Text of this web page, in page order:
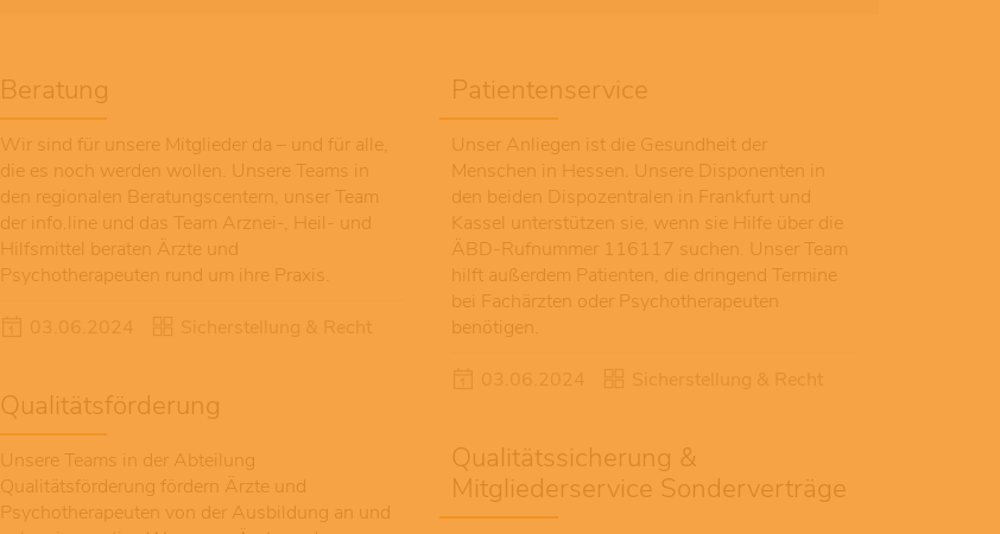
Beratung
Wir sind für unsere Mitglieder da – und für alle,
die es noch werden wollen. Unsere Teams in
den regionalen Beratungscentern, unser Team
der info.line und das Team Arznei-, Heil- und
Hilfsmittel beraten Ärzte und
Psychotherapeuten rund um ihre Praxis.
Patientenservice
Unser Anliegen ist die Gesundheit der
Menschen in Hessen. Unsere Disponenten in
den beiden Dispozentralen in Frankfurt und
Kassel unterstützen sie, wenn sie Hilfe über die
ÄBD-Rufnummer 116117 suchen. Unser Team
hilft außerdem Patienten, die dringend Termine
bei Fachärzten oder Psychotherapeuten
benötigen.
Qualitätsförderung
Unsere Teams in der Abteilung
Qualitätsförderung fördern Ärzte und
Psychotherapeuten von der Ausbildung an und
Qualitätssicherung &
Mitgliederservice Sonderverträge